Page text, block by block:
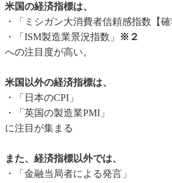
米国の経済指標は、
・「ミシガン大消費者信頼感指数【確
・「ISM製造業景況指数」
※２
への注目度が高い。
米国以外の経済指標は、
・「日本のCPI」
・「英国の製造業PMI」
に注目が集まる
また、経済指標以外では、
・「金融当局者による発言」